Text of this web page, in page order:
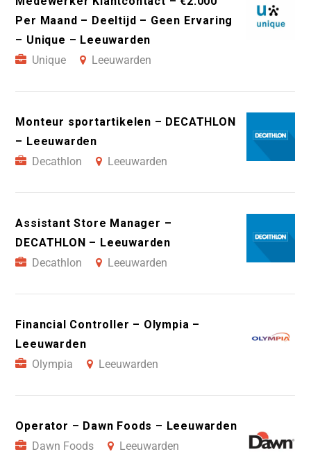
Per Maand – Deeltijd – Geen Ervaring
– Unique – Leeuwarden
Unique
Leeuwarden
Monteur sportartikelen – DECATHLON
– Leeuwarden
Decathlon
Leeuwarden
Assistant Store Manager –
DECATHLON – Leeuwarden
Decathlon
Leeuwarden
Financial Controller – Olympia –
Leeuwarden
Olympia
Leeuwarden
Operator – Dawn Foods – Leeuwarden
Dawn Foods
Leeuwarden